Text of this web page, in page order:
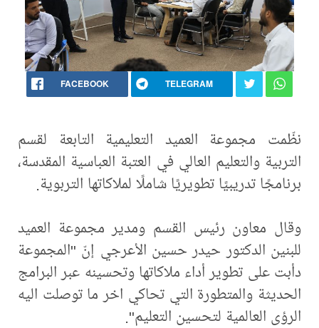
FACEBOOK TELEGRAM
نظّمت مجموعة العميد التعليمية التابعة لقسم
التربية والتعليم العالي في العتبة العباسية المقدسة،
برنامجًا تدريبيًا تطويريًا شاملًا لملاكاتها التربوية.
وقال معاون رئيس القسم ومدير مجموعة العميد
للبنين الدكتور حيدر حسين الأعرجي إنّ "المجموعة
دأبت على تطوير أداء ملاكاتها وتحسينه عبر البرامج
الحديثة والمتطورة التي تحاكي اخر ما توصلت اليه
الرؤى العالمية لتحسين التعليم".